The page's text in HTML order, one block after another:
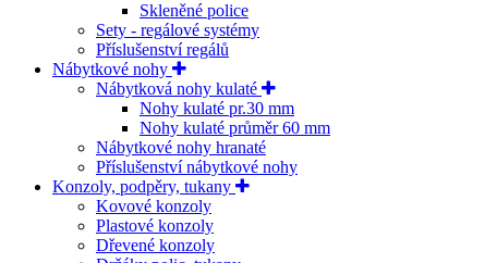
Skleněné police
Sety - regálové systémy
Příslušenství regálů
Nábytkové nohy
Nábytková nohy kulaté
Nohy kulaté pr.30 mm
Nohy kulaté průměr 60 mm
Nábytkové nohy hranaté
Příslušenství nábytkové nohy
Konzoly, podpěry, tukany
Kovové konzoly
Plastové konzoly
Dřevené konzoly